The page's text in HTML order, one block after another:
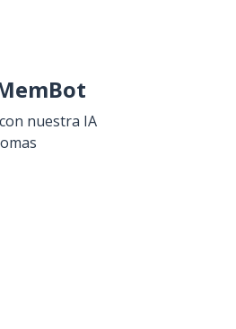
nuestra IA